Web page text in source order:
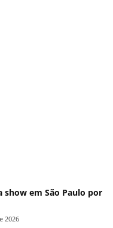
show em São Paulo por
2026